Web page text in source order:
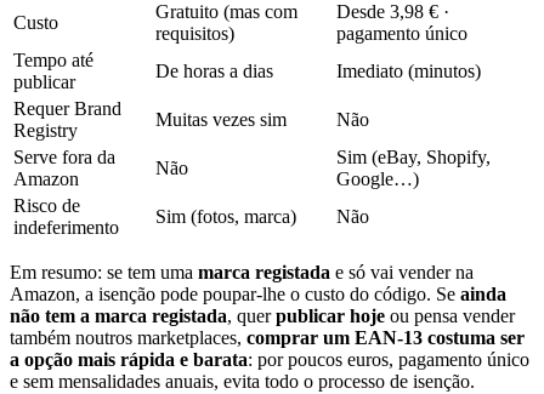
Custo
Gratuito (mas com
requisitos)
Desde 3,98 € ·
pagamento único
Tempo até
publicar
De horas a dias
Imediato (minutos)
Requer Brand
Registry
Muitas vezes sim
Não
Serve fora da
Amazon
Não
Sim (eBay, Shopify,
Google…)
Risco de
indeferimento
Sim (fotos, marca) Não
Em resumo: se tem uma marca registada e só vai vender na
Amazon, a isenção pode poupar-lhe o custo do código. Se ainda
não tem a marca registada, querpublicar hoje ou pensa vender
também noutros marketplaces, comprar um EAN-13 costuma ser
a opção mais rápida e barata: por poucos euros, pagamento único
e sem mensalidades anuais, evita todo o processo de isenção.